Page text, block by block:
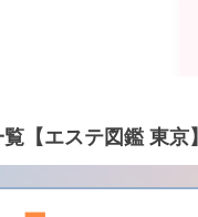
【エステ図鑑 東京】